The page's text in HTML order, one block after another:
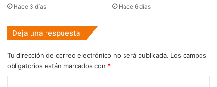
Hace 3 días Hace 6 días
Deja una respuesta
Tu dirección de correo electrónico no será publicada. Los campos
obligatorios están marcados con *